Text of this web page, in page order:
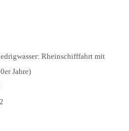
Rheinschifffahrt mit
Jahre)